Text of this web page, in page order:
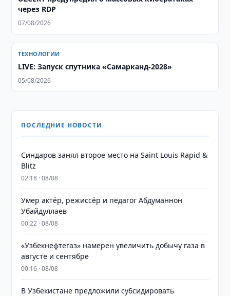
через RDP
07/08/2026
ТЕХНОЛОГИИ
LIVE: Запуск спутника «Самарканд-2028»
05/08/2026
ПОСЛЕДНИЕ НОВОСТИ
Синдаров занял второе место на Saint Louis Rapid &
Blitz
02:18 · 08/08
Умер актёр, режиссёр и педагог Абдуманнон
Убайдуллаев
00:22 · 08/08
«Узбекнефтегаз» намерен увеличить добычу газа в
августе и сентябре
00:16 · 08/08
В Узбекистане предложили субсидировать